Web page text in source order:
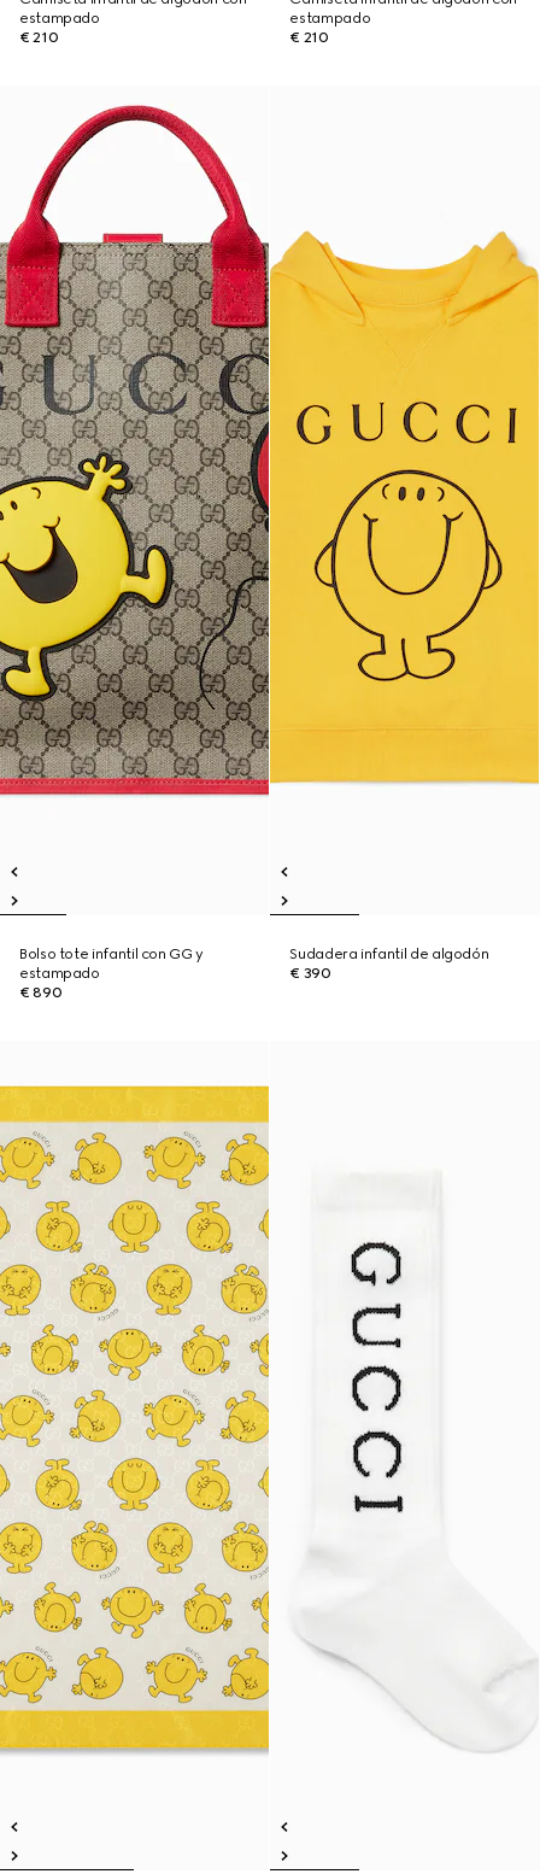
estampado
€ 210
estampado
€ 210
Bolso tote infantil con GG y
estampado
€ 890
Sudadera infantil de algodón
€ 390